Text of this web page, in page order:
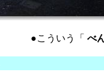
●こういう「 べ